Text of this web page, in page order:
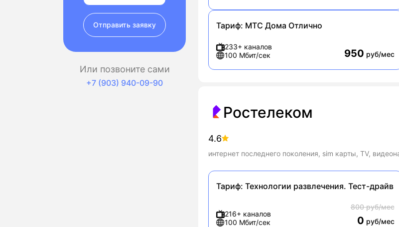
Тариф: МТС Дома Отлично
233+ каналов
100 Мбит/сек
950 руб/мес
Ростелеком
4.6
интернет последнего поколения, sim карты, TV,
Тариф: Технологии развлечения. Тест-драйв
216+ каналов
100 Мбит/сек
800 руб/мес
0 руб/мес
Отправить заявку
Или позвоните сами
+7 (903) 940-09-90